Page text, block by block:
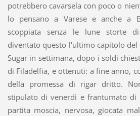
potrebbero cavarsela con poco o
lo pensano a Varese e anche a
scoppiata senza le lune storte
diventato questo l'ultimo capitolo del
Sugar in settimana, dopo i soldi
di Filadelfia, e ottenuti: a fine anno,
della promessa di rigar dritto.
stipulato di venerdì e frantumato di
partita moscia, nervosa, giocata